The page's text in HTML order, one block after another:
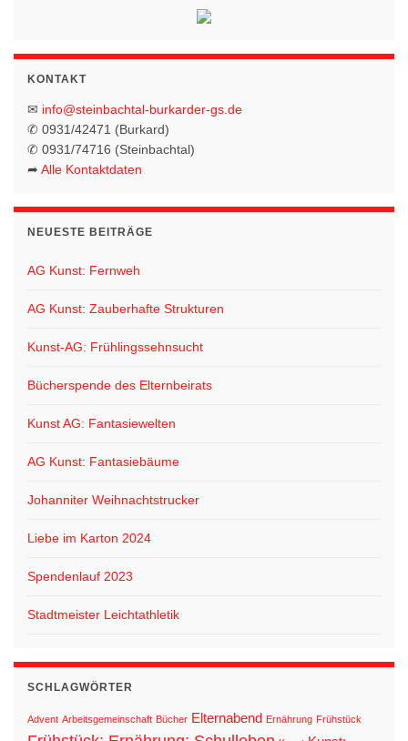
KONTAKT
✉ info@steinbachtal-burkarder-gs.de
✆ 0931/42471 (Burkard)
✆ 0931/74716 (Steinbachtal)
➦ Alle Kontaktdaten
NEUESTE BEITRÄGE
AG Kunst: Fernweh
AG Kunst: Zauberhafte Strukturen
Kunst-AG: Frühlingssehnsucht
Bücherspende des Elternbeirats
Kunst AG: Fantasiewelten
AG Kunst: Fantasiebäume
Johanniter Weihnachtstrucker
Liebe im Karton 2024
Spendenlauf 2023
Stadtmeister Leichtathletik
SCHLAGWÖRTER
Advent Arbeitsgemeinschaft Bücher Elternabend Ernährung Frühstück